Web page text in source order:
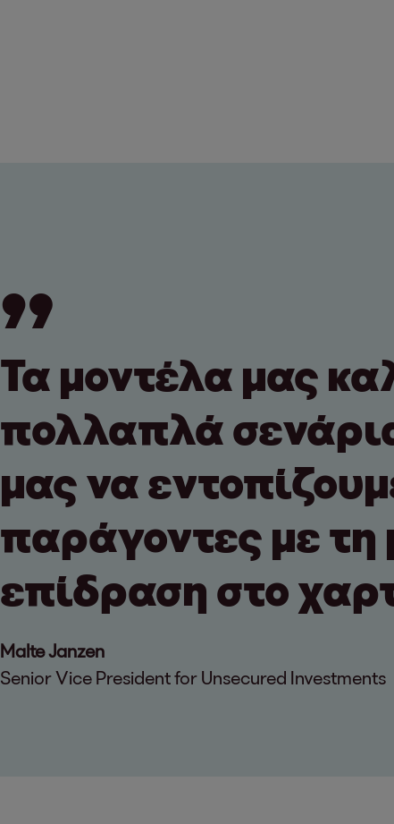
Τα μοντέλα μας
πολλαπλά
μας να
παράγοντες με τη
επίδραση στο
Malte Janzen
Senior Vice President for Unsecured Investments